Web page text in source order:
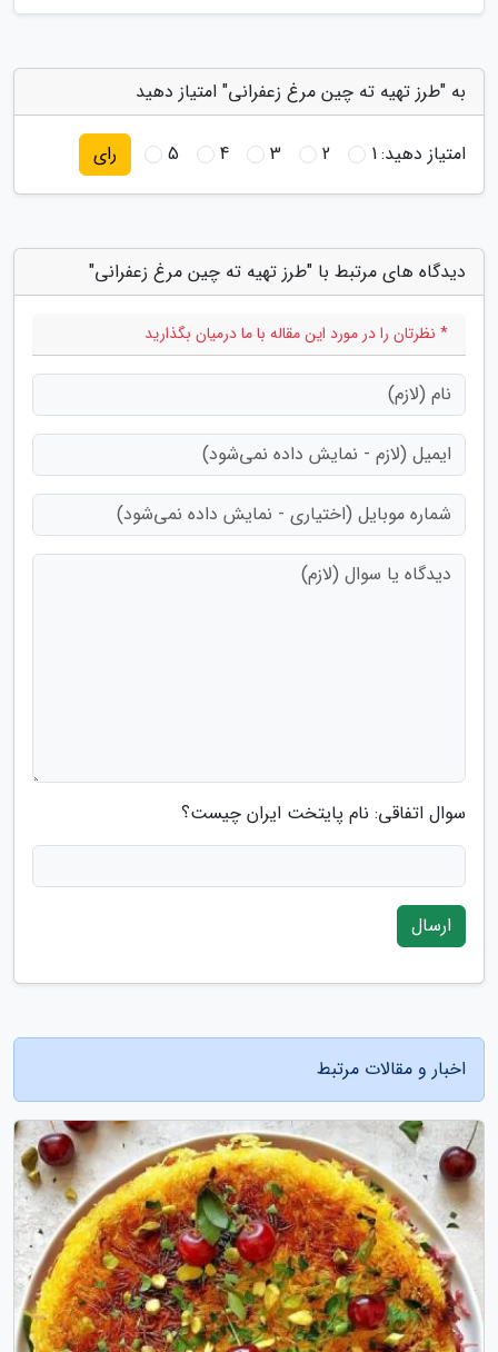
به "طرز تهیه ته چین مرغ زعفرانی" امتیاز دهید
امتیاز دهید:1
2
3
4
5 رای
دیدگاه های مرتبط با "طرز تهیه ته چین مرغ زعفرانی"
* نظرتان را در مورد این مقاله با ما درمیان بگذارید
سوال اتفاقی: نام پایتخت ایران چیست؟
ارسال
اخبار و مقالات مرتبط